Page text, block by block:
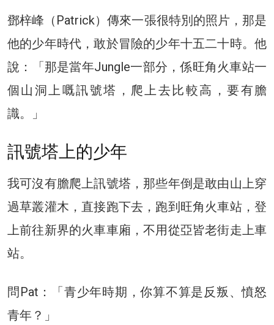
鄧梓峰（Patrick）傳來一張很特別的照片，那是
他的少年時代，敢於冒險的少年十五二十時。他
說：「那是當年Jungle一部分，係旺角火車站一
個山洞上嘅訊號塔，爬上去比較高，要有膽
識。」
訊號塔上的少年
我可沒有膽爬上訊號塔，那些年倒是敢由山上穿
過草叢灌木，直接跑下去，跑到旺角火車站，登
上前往新界的火車車廂，不用從亞皆老街走上車
站。
問Pat：「青少年時期，你算不算是反叛、憤怒
青年？」